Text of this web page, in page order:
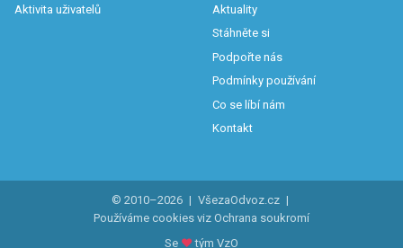
Aktivita uživatelů
Aktuality
Stáhněte si
Podpořte nás
Podmínky používání
Co se líbí nám
Kontakt
© 2010–2026 | VšezaOdvoz.cz |
Používáme cookies viz Ochrana soukromí
Se ♥ tým VzO